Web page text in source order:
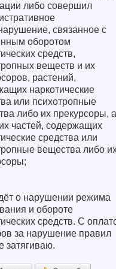
либо совершил
связанное с
оборотом
средств,
веществ и их
растений,
наркотические
или психотропные
либо их прекурсоры, а
частей, содержащих
средства или
вещества либо
о нарушении режима
и обороте
средств. С
за нарушение правил
затягиваю.